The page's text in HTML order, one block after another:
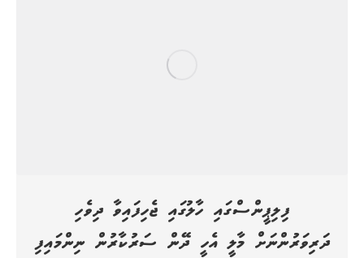
ފިލިޕީންސްގައި ހާލުގައި ޖެހިފައިވާ ދިވެހި
ދަރިވަރުންނަށް މާލީ އެހީ ދޭން ސަރުކާރުން ނިންމައިފި